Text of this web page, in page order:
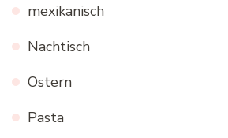
mexikanisch
Nachtisch
Ostern
Pasta